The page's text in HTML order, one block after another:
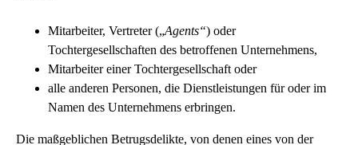
Mitarbeiter, Vertreter („Agents“) oder
Tochtergesellschaften des betroffenen Unternehmens,
Mitarbeiter einer Tochtergesellschaft oder
alle anderen Personen, die Dienstleistungen für oder im
Namen des Unternehmens erbringen.
Die maßgeblichen Betrugsdelikte, von denen eines von der